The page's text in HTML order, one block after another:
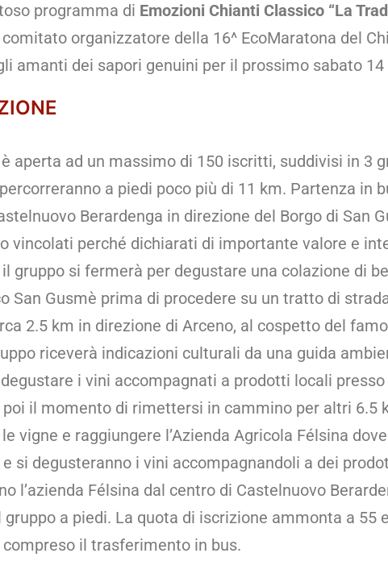
programma di Emozioni Chianti Classico “La
organizzatore della 16^ EcoMaratona del
amanti dei sapori genuini per il prossimo sabato
è aperta ad un massimo di 150 iscritti, suddivisi in 3
a piedi poco più di 11 km. Partenza in
Berardenga in direzione del Borgo di San
vincolati perché dichiarati di importante valore e
gruppo si fermerà per degustare una colazione di
San Gusmè prima di procedere su un tratto di
2.5 km in direzione di Arceno, al cospetto del
riceverà indicazioni culturali da una guida
i vini accompagnati a prodotti locali
poi il momento di rimettersi in cammino per altri 6.5
vigne e raggiungere l’Azienda Agricola Félsina
si degusteranno i vini accompagnandoli a dei
l’azienda Félsina dal centro di Castelnuovo
gruppo a piedi. La quota di iscrizione ammonta a 55
il trasferimento in bus.